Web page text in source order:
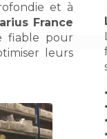
et à
France
fiable pour
leurs